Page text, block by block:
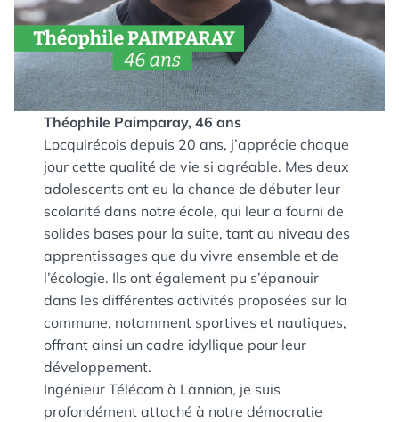
Théophile Paimparay, 46 ans
Locquirécois depuis 20 ans, j’apprécie chaque
jour cette qualité de vie si agréable. Mes deux
adolescents ont eu la chance de débuter leur
scolarité dans notre école, qui leur a fourni de
solides bases pour la suite, tant au niveau des
apprentissages que du vivre ensemble et de
l’écologie. Ils ont également pu s’épanouir
dans les différentes activités proposées sur la
commune, notamment sportives et nautiques,
offrant ainsi un cadre idyllique pour leur
développement.
Ingénieur Télécom à Lannion, je suis
profondément attaché à notre démocratie